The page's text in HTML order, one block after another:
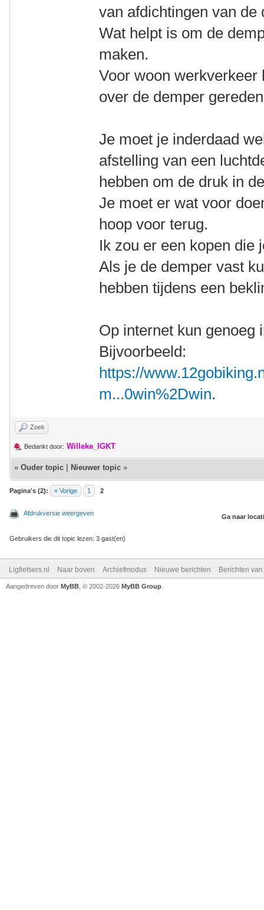
van afdichtingen van de
Wat helpt is om de
maken.
Voor woon
over de demper
Je moet je inderdaad
afstelling van een
hebben om de druk in
Je moet er wat voor
hoop voor terug.
Ik zou er een kopen die
Als je de demper vast
hebben tijdens een
Op internet kun genoeg
Bijvoorbeeld:
https://
m...0win%2Dwin.
Zoek
Bedankt door: Willeke_IGKT
« Ouder topic Nieuwer topic »
Pagina's (2): « Vorige 1 2
Afdrukversie weergeven Ga naar
Gebruikers die dit topic lezen: 3 gast(en)
Ligfietsers.nl Naar boven Archiefmodus Nieuwe berichten Berichten
Aangedreven door MyBB , © 2002-2026 MyBB Group